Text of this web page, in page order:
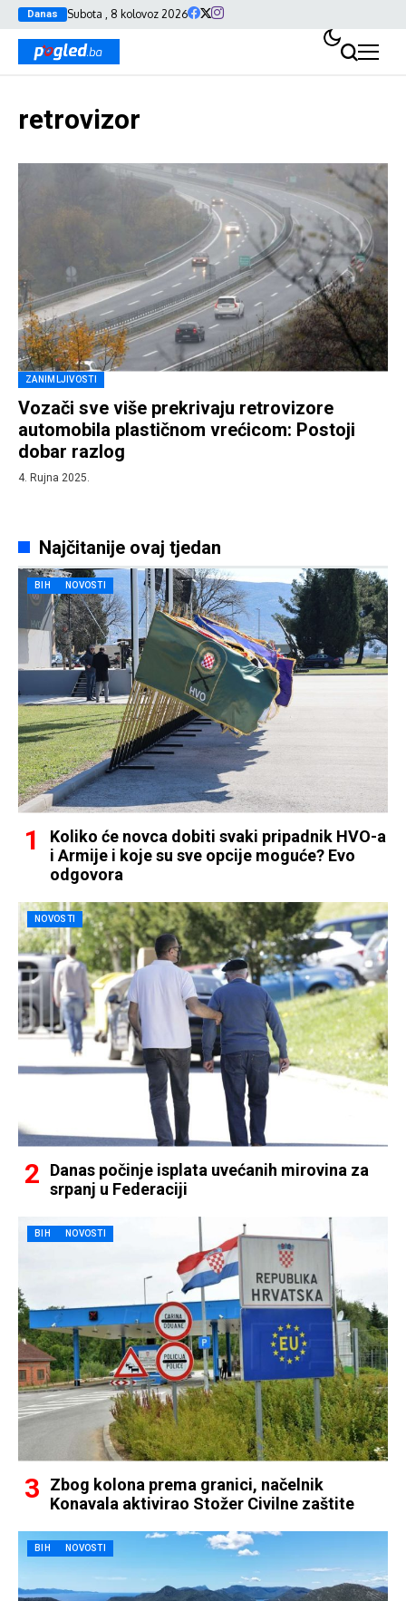
Danas Subota , 8 kolovoz 2026
retrovizor
ZANIMLJIVOSTI
Vozači sve više prekrivaju retrovizore
automobila plastičnom vrećicom: Postoji
dobar razlog
4. Rujna 2025.
Najčitanije ovaj tjedan
BIH NOVOSTI
Koliko će novca dobiti svaki pripadnik HVO-a
i Armije i koje su sve opcije moguće? Evo
odgovora
NOVOSTI
Danas počinje isplata uvećanih mirovina za
srpanj u Federaciji
BIH NOVOSTI
Zbog kolona prema granici, načelnik
Konavala aktivirao Stožer Civilne zaštite
BIH NOVOSTI